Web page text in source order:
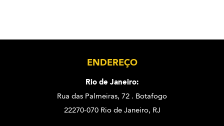
ENDEREÇO
Rio de Janeiro:
Rua das Palmeiras, 72 . Botafogo
22270-070 Rio de Janeiro, RJ